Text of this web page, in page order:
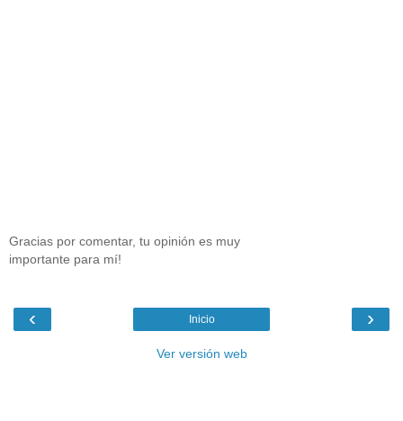
Gracias por comentar, tu opinión es muy
importante para mí!
‹ ›
Inicio
Ver versión web